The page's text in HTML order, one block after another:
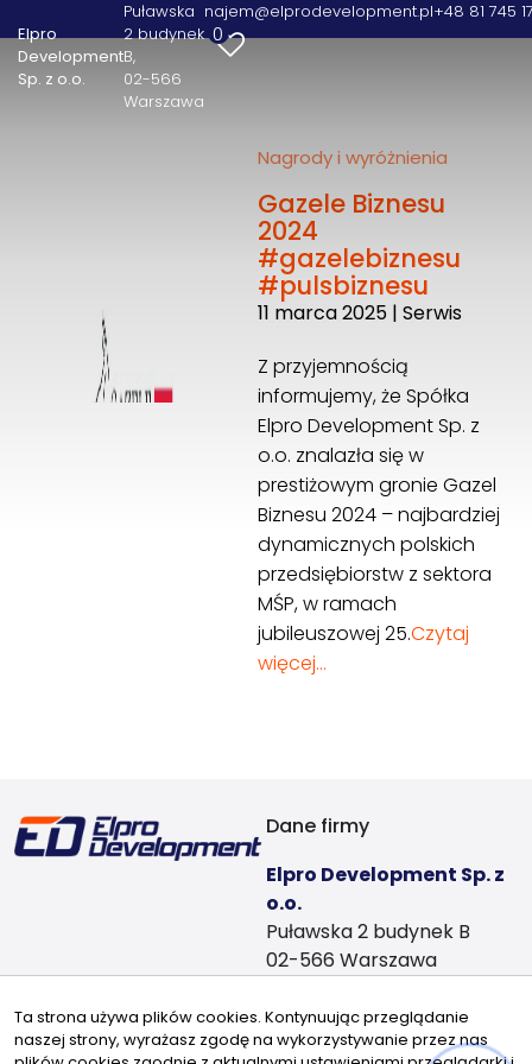
Elpro
Development
Sp. z o.o.
Puławska
2 budynek
B
02-566
Warszawa
najem@elprodevelopment.pl+48 81 745
0
Elpro Development Sp. z o.o.
Puławska 2 budynek B
+48 81 745 17 78Nagrody i wyróżnienia
Gazele Biznesu
2024
#gazelebiznesu
#pulsbiznesu
11 marca 2025 |Serwis
Z przyjemnością
informujemy, że Spółka
Elpro Development Sp. z
o.o. znalazła się w
prestiżowym gronie Gazel
Biznesu 2024 – najbardziej
dynamicznych polskich
przedsiębiorstw z sektora
MŚP, w ramach
jubileuszowej 25.Czytaj
więcej…
Dane firmy
Elpro Development Sp. z
o.o.
Puławska 2 budynek B
02-566 Warszawa
najem@elprodevelopment.pl
Ta strona używa plików cookies. Kontynuując przeglądanie
naszej strony, wyrażasz zgodę na wykorzystywanie przez nas